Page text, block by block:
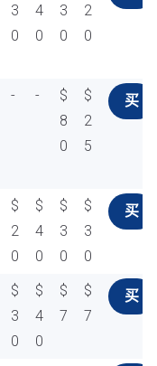
3
0
4
0
3
0
2
0
- -
$
8
0
$
2
5
买
$
2
0
$
4
0
$
3
0
$
3
0
买
$
3
0
$
4
0
$
7
$
7
买